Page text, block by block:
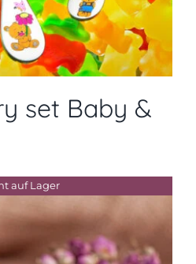
set Baby &
auf Lager